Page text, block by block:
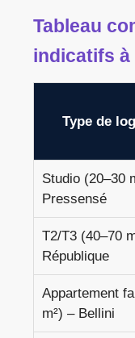
Tableau
indicatifs à
Type de
Studio (20–30
Pressensé
T2/T3 (40–70
République
Appartement
m²) – Bellini